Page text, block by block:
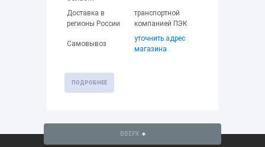
Доставка в
регионы России
транспортной
компанией ПЭК
Самовывоз
уточнить адрес
магазина
ПОДРОБНЕЕ
ВВЕРХ